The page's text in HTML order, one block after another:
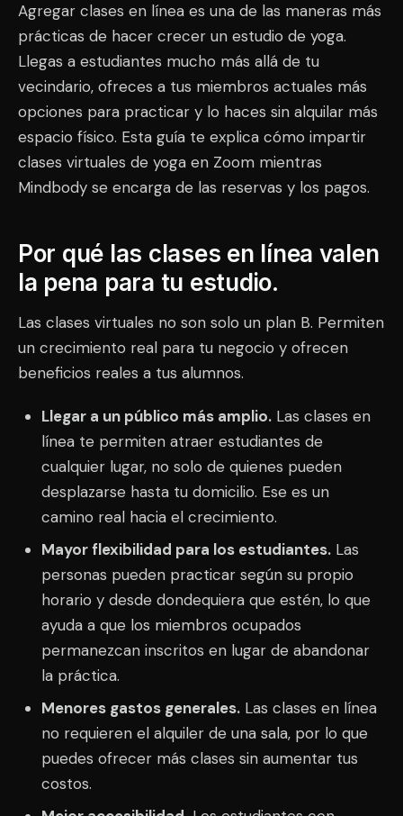
Agregar clases en línea es una de las maneras más
prácticas de hacer crecer un estudio de yoga.
Llegas a estudiantes mucho más allá de tu
vecindario, ofreces a tus miembros actuales más
opciones para practicar y lo haces sin alquilar más
espacio físico. Esta guía te explica cómo impartir
clases virtuales de yoga en Zoom mientras
Mindbody se encarga de las reservas y los pagos.
Por qué las clases en línea valen
la pena para tu estudio.
Las clases virtuales no son solo un plan B. Permiten
un crecimiento real para tu negocio y ofrecen
beneficios reales a tus alumnos.
Llegar a un público más amplio.Las clases en
línea te permiten atraer estudiantes de
cualquier lugar, no solo de quienes pueden
desplazarse hasta tu domicilio. Ese es un
camino real hacia el crecimiento.
Mayor flexibilidad para los estudiantes.Las
personas pueden practicar según su propio
horario y desde dondequiera que estén, lo que
ayuda a que los miembros ocupados
permanezcan inscritos en lugar de abandonar
la práctica.
Menores gastos generales.Las clases en línea
no requieren el alquiler de una sala, por lo que
puedes ofrecer más clases sin aumentar tus
costos.